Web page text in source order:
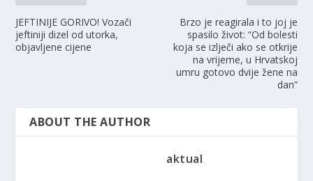
JEFTINIJE GORIVO! Vozači
jeftiniji dizel od utorka,
objavljene cijene
Brzo je reagirala i to joj je
spasilo život: “Od bolesti
koja se izlječi ako se otkrije
na vrijeme, u Hrvatskoj
umru gotovo dvije žene na
dan”
ABOUT THE AUTHOR
aktual